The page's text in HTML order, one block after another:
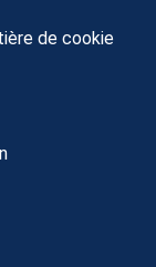
de cookie